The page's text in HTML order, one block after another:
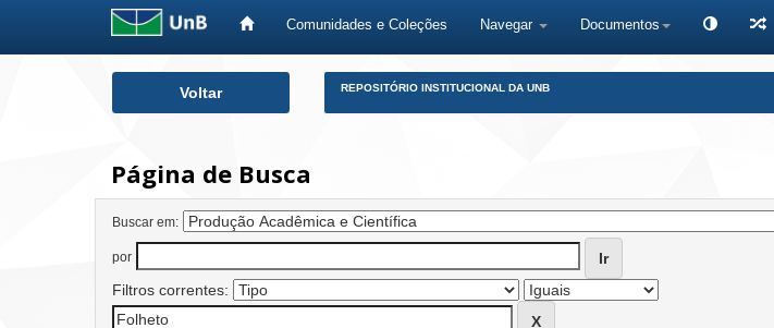
Comunidades e Coleções Navegar Documentos
Voltar REPOSITÓRIO INSTITUCIONAL DA UNB
Página de Busca
Buscar em:
por
Filtros correntes: